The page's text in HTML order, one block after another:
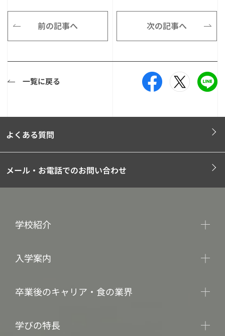
前の記事へ 次の記事へ
一覧に戻る
よくある質問
メール・お電話でのお問い合わせ
学校紹介
入学案内
卒業後のキャリア・食の業界
学びの特長